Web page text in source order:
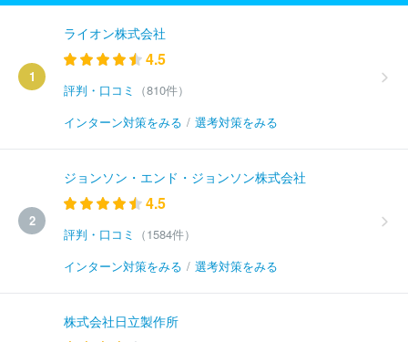
1
ライオン株式会社
4.5
評判・口コミ
（810件）
インターン対策をみる / 選考対策をみる
2
ジョンソン・エンド・ジョンソン株式会社
4.5
評判・口コミ
（1584件）
インターン対策をみる / 選考対策をみる
株式会社日立製作所